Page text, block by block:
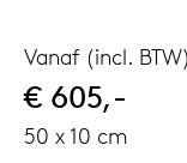
Vanaf (incl. BTW)
€ 605,-
50 x 10 cm